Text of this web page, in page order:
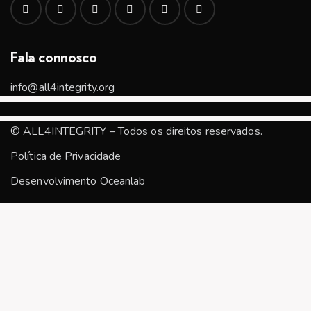
Fala connosco
info@all4integrity.org
© ALL4INTEGRITY – Todos os direitos reservados.
Política de Privacidade
Desenvolvimento Oceanlab